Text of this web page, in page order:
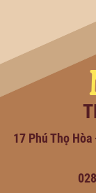
17 Phú Thọ